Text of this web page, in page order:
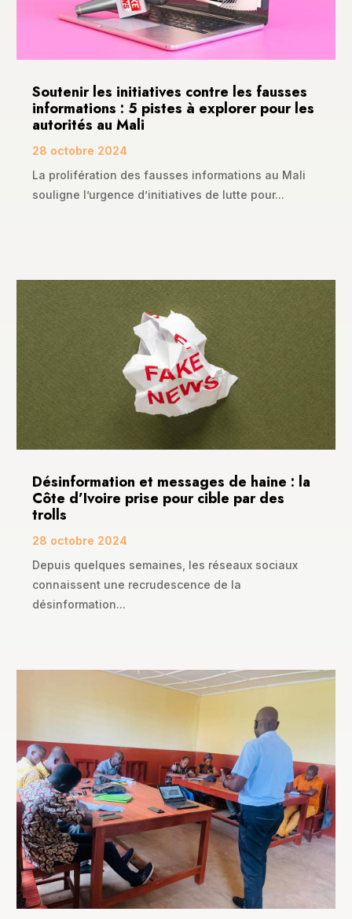
Soutenir les initiatives contre les fausses
informations : 5 pistes à explorer pour les
autorités au Mali
28 octobre 2024
La prolifération des fausses informations au Mali
souligne l’urgence d’initiatives de lutte pour...
Désinformation et messages de haine : la
Côte d’Ivoire prise pour cible par des
trolls
28 octobre 2024
Depuis quelques semaines, les réseaux sociaux
connaissent une recrudescence de la
désinformation...